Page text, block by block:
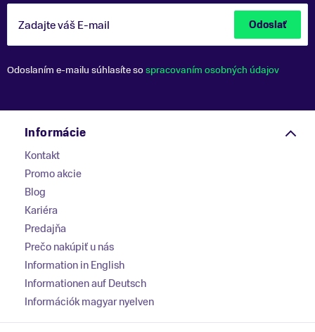
Zadajte váš E-mail Odoslať
Odoslaním e-mailu súhlasíte sospracovaním osobných údajov
Informácie
Kontakt
Promo akcie
Blog
Kariéra
Predajňa
Prečo nakúpiť u nás
Information in English
Informationen auf Deutsch
Információk magyar nyelven